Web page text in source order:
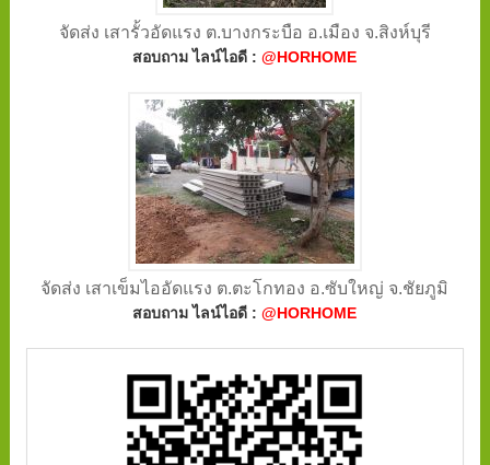
จัดส่ง เสารั้วอัดแรง ต.บางกระบือ อ.เมือง จ.สิงห์บุรี
สอบถาม ไลน์ไอดี :@HORHOME
จัดส่ง เสาเข็มไออัดแรง ต.ตะโกทอง อ.ซับใหญ่ จ.ชัยภูมิ
สอบถาม ไลน์ไอดี :@HORHOME